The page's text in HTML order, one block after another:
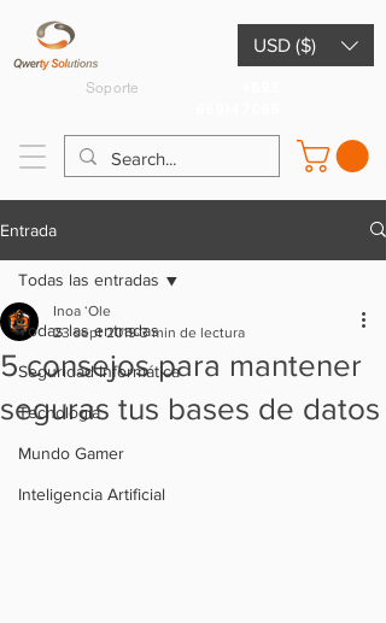
Soporte
USD ($)
Entrada
Todas las entradas
Seguridad Informática
Tecnología
Mundo Gamer
Inteligencia Artificial
Todas las entradas
5 consejos para mantener
seguras tus bases de datos
Inoa ʻOle
23 sept 2019 3 min de lectura